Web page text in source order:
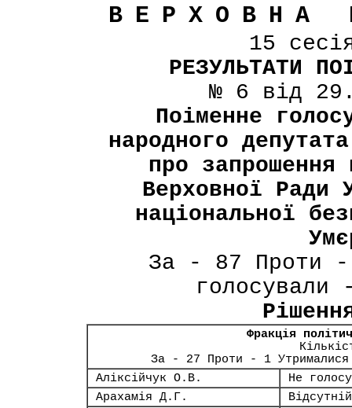
ВЕРХОВНА
15
РЕЗУЛЬТАТИ
№ 6 від
Поіменне
народного
про запрошення
Верховної Ради
національної
За - 87 Проти -
Фракція
За - 27 Проти - 1
Аліксійчук О.В.
Не
Арахамія Д.Г.
Відсутній